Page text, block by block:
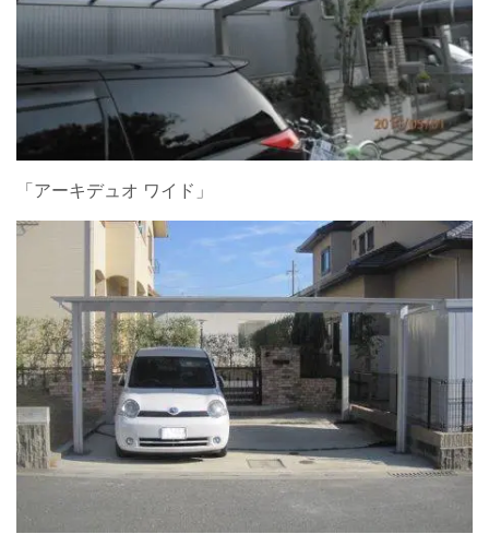
「アーキデュオ ワイド」